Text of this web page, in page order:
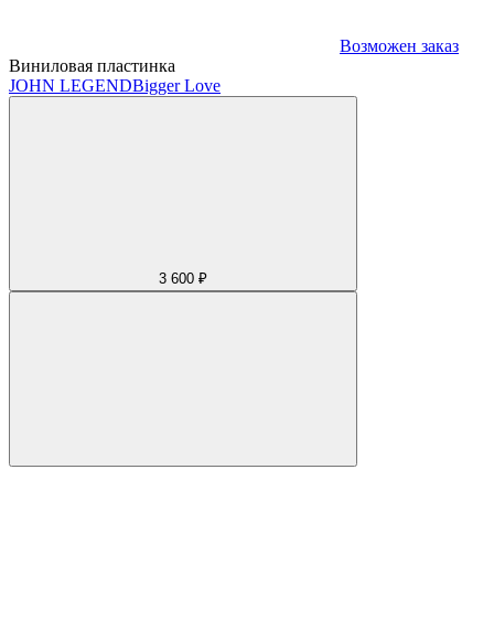
Возможен заказ
Виниловая пластинка
JOHN LEGENDBigger Love
3 600 ₽